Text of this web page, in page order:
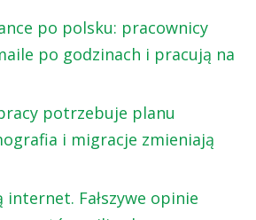
po polsku: pracownicy
po godzinach i pracują na
potrzebuje planu
i migracje zmieniają
internet. Fałszywe opinie